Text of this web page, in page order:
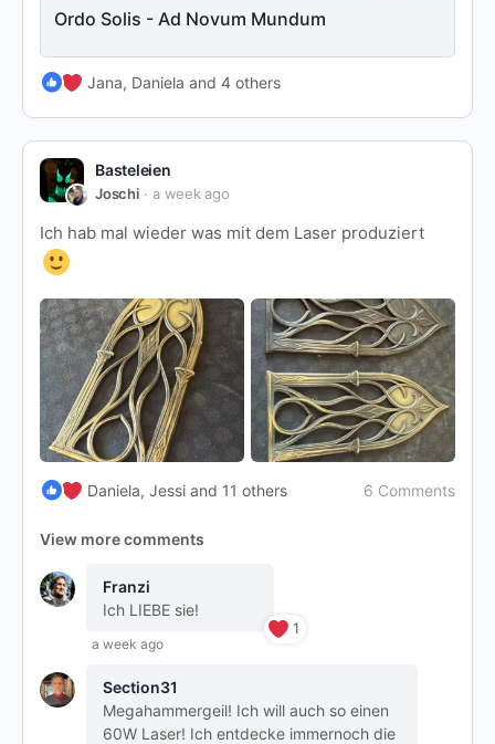
Ordo Solis - Ad Novum Mundum
Jana, Daniela and 4 others
Basteleien
Joschi a week ago
Ich hab mal wieder was mit dem Laser produziert
Daniela, Jessi and 11 others 6 Comments
View more comments
Franzi
Ich LIEBE sie!
1
a week ago
Section31
Megahammergeil! Ich will auch so einen
60W Laser! Ich entdecke immernoch die